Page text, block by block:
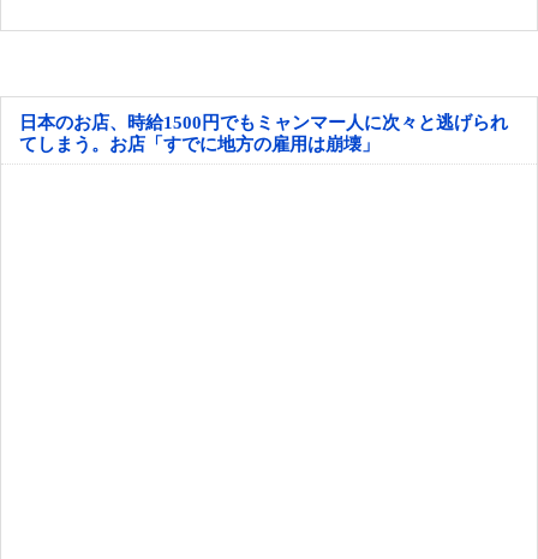
日本のお店、時給1500円でもミャンマー人に次々と逃げられ
てしまう。お店「すでに地方の雇用は崩壊」